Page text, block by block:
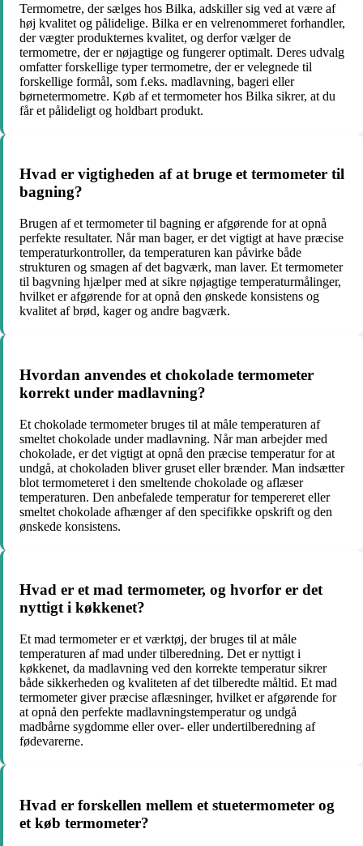
Termometre, der sælges hos Bilka, adskiller sig ved at være af
høj kvalitet og pålidelige. Bilka er en velrenommeret forhandler,
der vægter produkternes kvalitet, og derfor vælger de
termometre, der er nøjagtige og fungerer optimalt. Deres udvalg
omfatter forskellige typer termometre, der er velegnede til
forskellige formål, som f.eks. madlavning, bageri eller
børnetermometre. Køb af et termometer hos Bilka sikrer, at du
får et pålideligt og holdbart produkt.
Hvad er vigtigheden af at bruge et termometer til
bagning?
Brugen af et termometer til bagning er afgørende for at opnå
perfekte resultater. Når man bager, er det vigtigt at have præcise
temperaturkontroller, da temperaturen kan påvirke både
strukturen og smagen af det bagværk, man laver. Et termometer
til bagvning hjælper med at sikre nøjagtige temperaturmålinger,
hvilket er afgørende for at opnå den ønskede konsistens og
kvalitet af brød, kager og andre bagværk.
Hvordan anvendes et chokolade termometer
korrekt under madlavning?
Et chokolade termometer bruges til at måle temperaturen af
smeltet chokolade under madlavning. Når man arbejder med
chokolade, er det vigtigt at opnå den præcise temperatur for at
undgå, at chokoladen bliver gruset eller brænder. Man indsætter
blot termometeret i den smeltende chokolade og aflæser
temperaturen. Den anbefalede temperatur for tempereret eller
smeltet chokolade afhænger af den specifikke opskrift og den
ønskede konsistens.
Hvad er et mad termometer, og hvorfor er det
nyttigt i køkkenet?
Et mad termometer er et værktøj, der bruges til at måle
temperaturen af mad under tilberedning. Det er nyttigt i
køkkenet, da madlavning ved den korrekte temperatur sikrer
både sikkerheden og kvaliteten af det tilberedte måltid. Et mad
termometer giver præcise aflæsninger, hvilket er afgørende for
at opnå den perfekte madlavningstemperatur og undgå
madbårne sygdomme eller over- eller undertilberedning af
fødevarerne.
Hvad er forskellen mellem et stuetermometer og
et køb termometer?